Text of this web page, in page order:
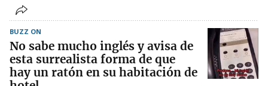
BUZZ ON
No sabe mucho inglés y avisa de
esta surrealista forma de que
hay un ratón en su habitación de